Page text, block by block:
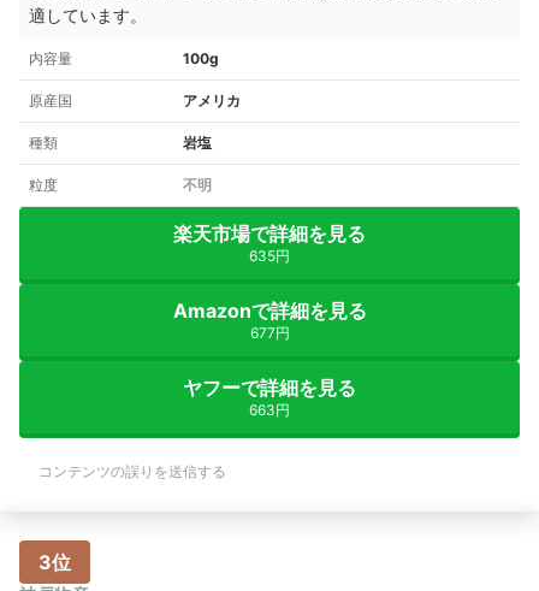
適しています。
内容量 100g
原産国 アメリカ
種類 岩塩
粒度 不明
楽天市場で詳細を見る
635円
Amazonで詳細を見る
677円
ヤフーで詳細を見る
663円
コンテンツの誤りを送信する
3位